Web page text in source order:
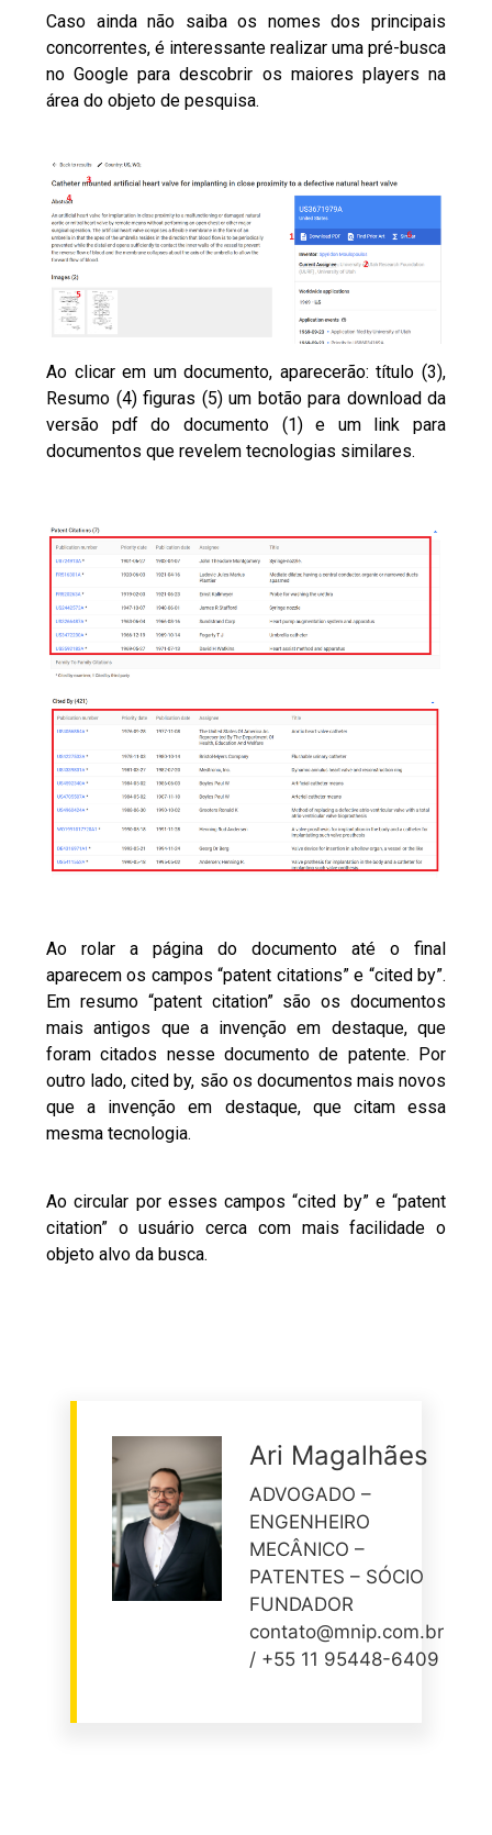
Caso ainda não saiba os nomes dos principais
concorrentes, é interessante realizar uma pré-busca
no Google para descobrir os maiores players na
área do objeto de pesquisa.
Ao clicar em um documento, aparecerão: título (3),
Resumo (4) figuras (5) um botão para download da
versão pdf do documento (1) e um link para
documentos que revelem tecnologias similares.
Ao rolar a página do documento até o final
aparecem os campos “patent citations” e “cited by”.
Em resumo “patent citation” são os documentos
mais antigos que a invenção em destaque, que
foram citados nesse documento de patente. Por
outro lado, cited by, são os documentos mais novos
que a invenção em destaque, que citam essa
mesma tecnologia.
Ao circular por esses campos “cited by” e “patent
citation” o usuário cerca com mais facilidade o
objeto alvo da busca.
Ari Magalhães
ADVOGADO –
ENGENHEIRO
MECÂNICO –
PATENTES – SÓCIO
FUNDADOR
contato@mnip.com.br
/ +55 11 95448-6409